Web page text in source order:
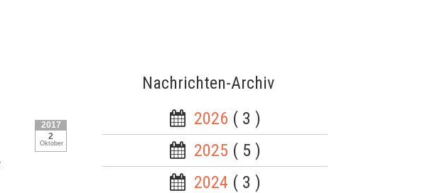
2017
2
Oktober
Nachrichten-Archiv
2026 ( 3 )
2025 ( 5 )
2024 ( 3 )